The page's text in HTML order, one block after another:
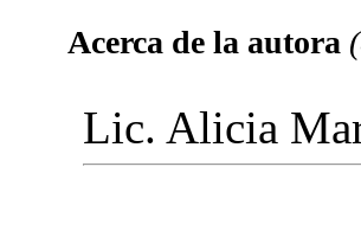
Acerca de la autora
Lic. Alicia